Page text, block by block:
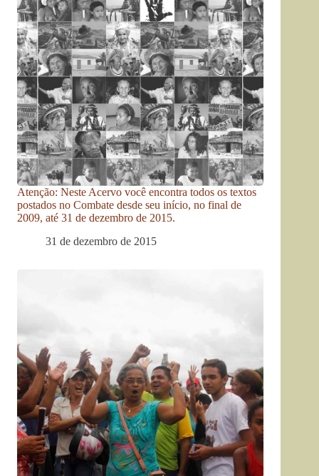
Atenção: Neste Acervo você encontra todos os textos
postados no Combate desde seu início, no final de
2009, até 31 de dezembro de 2015.
31 de dezembro de 2015